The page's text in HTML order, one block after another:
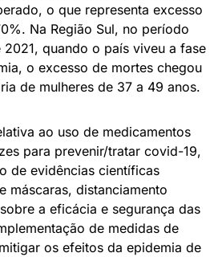
o que representa excesso
Na Região Sul, no período
quando o país viveu a fase
o excesso de mortes chegou
de mulheres de 37 a 49 anos.
ao uso de medicamentos
para prevenir/tratar covid-19,
de evidências científicas
máscaras, distanciamento
a eficácia e segurança das
de medidas de
os efeitos da epidemia de